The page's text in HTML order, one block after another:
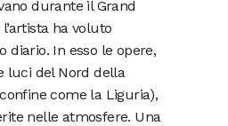
durante il Grand
ha voluto
diario. In esso le opere,
luci del Nord della
come la Liguria),
nelle atmosfere. Una